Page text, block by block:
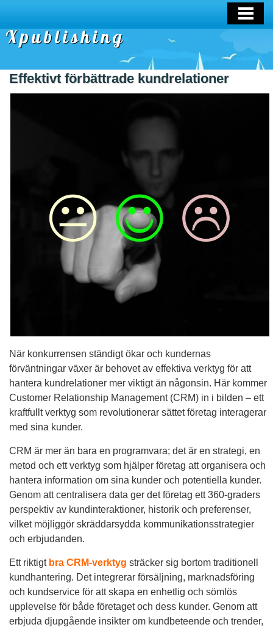
Xpublishing
Effektivt förbättrade kundrelationer
När konkurrensen ständigt ökar och kundernas
förväntningar växer är behovet av effektiva verktyg för att
hantera kundrelationer mer viktigt än någonsin. Här kommer
Customer Relationship Management (CRM) in i bilden – ett
kraftfullt verktyg som revolutionerar sättet företag interagerar
med sina kunder.
CRM är mer än bara en programvara; det är en strategi, en
metod och ett verktyg som hjälper företag att organisera och
hantera information om sina kunder och potentiella kunder.
Genom att centralisera data ger det företag ett 360-graders
perspektiv av kundinteraktioner, historik och preferenser,
vilket möjliggör skräddarsydda kommunikationsstrategier
och erbjudanden.
Ett riktigt bra CRM-verktyg sträcker sig bortom traditionell
kundhantering. Det integrerar försäljning, marknadsföring
och kundservice för att skapa en enhetlig och sömlös
upplevelse för både företaget och dess kunder. Genom att
erbjuda djupgående insikter om kundbeteende och trender,